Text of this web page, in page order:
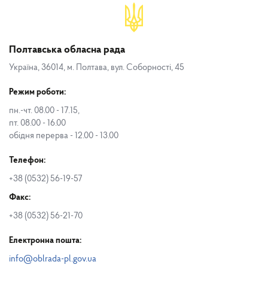
Полтавська обласна рада
Україна, 36014, м. Полтава, вул. Соборності, 45
Режим роботи:
пн.-чт. 08.00 - 17.15,
пт. 08.00 - 16.00
обідня перерва - 12.00 - 13.00
Телефон:
+38 (0532) 56-19-57
Факс:
+38 (0532) 56-21-70
Електронна пошта:
info@oblrada-pl.gov.ua